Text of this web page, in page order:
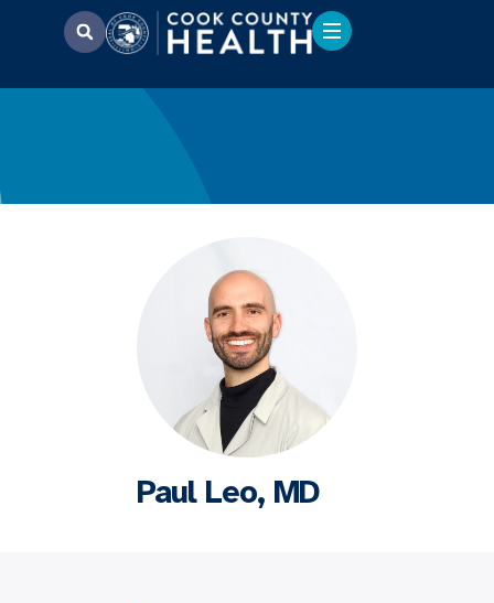
Paul Leo, MD